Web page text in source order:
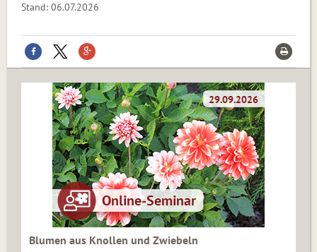
Stand: 06.07.2026
Blumen aus Knollen und Zwiebeln